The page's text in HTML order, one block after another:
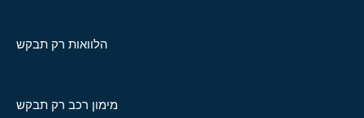
הלוואות רק תבקש
מימון רכב רק תבקש